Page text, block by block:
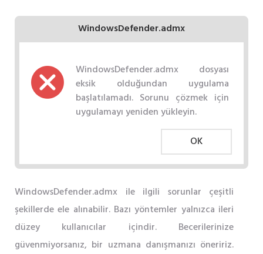
WindowsDefender.admx
WindowsDefender.admx dosyası
eksik olduğundan uygulama
başlatılamadı. Sorunu çözmek için
uygulamayı yeniden yükleyin.
OK
WindowsDefender.admx ile ilgili sorunlar çeşitli
şekillerde ele alınabilir. Bazı yöntemler yalnızca ileri
düzey kullanıcılar içindir. Becerilerinize
güvenmiyorsanız, bir uzmana danışmanızı öneririz.